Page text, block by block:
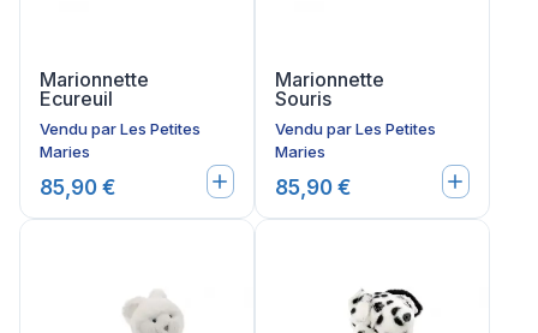
Marionnette
Ecureuil
Vendu parLes Petites
Maries
85,90 €
Marionnette
Souris
Vendu parLes Petites
Maries
85,90 €